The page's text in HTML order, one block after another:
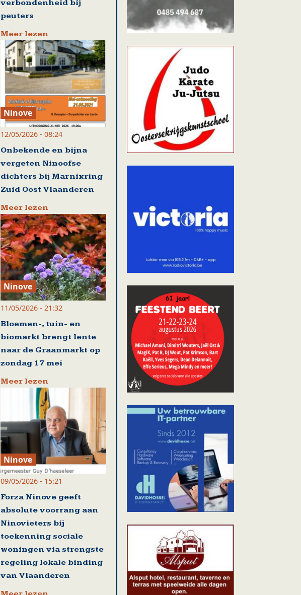
verbondenheid bij
peuters
Meer lezen
Ninove
12/05/2026 - 08:24
Onbekende en bijna
vergeten Ninoofse
dichters bij Marnixring
Zuid Oost Vlaanderen
Meer lezen
Ninove
11/05/2026 - 21:32
Bloemen-, tuin- en
biomarkt brengt lente
naar de Graanmarkt op
zondag 17 mei
Meer lezen
Ninove
09/05/2026 - 15:21
Forza Ninove geeft
absolute voorrang aan
Ninovieters bij
toekenning sociale
woningen via strengste
regeling lokale binding
van Vlaanderen